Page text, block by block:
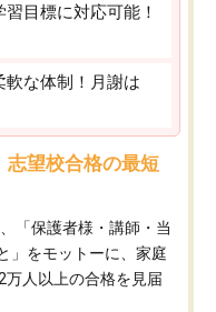
目標に対応可能！
軟な体制！月謝は
志望校合格の最短
「保護者様・講師・当
」をモットーに、家庭
人以上の合格を見届